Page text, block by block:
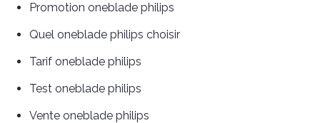
Promotion oneblade philips
Quel oneblade philips choisir
Tarif oneblade philips
Test oneblade philips
Vente oneblade philips